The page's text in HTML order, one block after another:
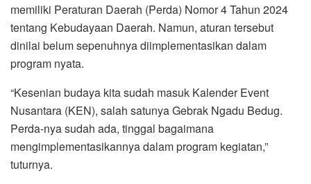
memiliki Peraturan Daerah (Perda) Nomor 4 Tahun 2024
tentang Kebudayaan Daerah. Namun, aturan tersebut
dinilai belum sepenuhnya diimplementasikan dalam
program nyata.
“Kesenian budaya kita sudah masuk Kalender Event
Nusantara (KEN), salah satunya Gebrak Ngadu Bedug.
Perda-nya sudah ada, tinggal bagaimana
mengimplementasikannya dalam program kegiatan,”
tuturnya.